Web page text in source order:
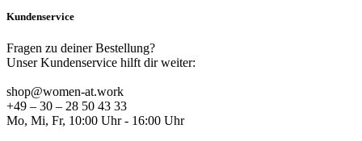
Kundenservice
Fragen zu deiner Bestellung?
Unser Kundenservice hilft dir weiter:
shop@women-at.work
+49 – 30 – 28 50 43 33
Mo, Mi, Fr, 10:00 Uhr - 16:00 Uhr